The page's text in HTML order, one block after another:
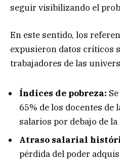
seguir visibilizando el
En este sentido, los
expusieron datos críticos
trabajadores de las
Índices de pobreza:
65% de los docentes de
salarios por debajo de
Atraso salarial
pérdida del poder